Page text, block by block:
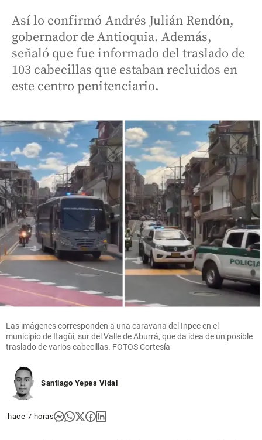
Así lo confirmó Andrés Julián Rendón,
gobernador de Antioquia. Además,
señaló que fue informado del traslado de
103 cabecillas que estaban recluidos en
este centro penitenciario.
Las imágenes corresponden a una caravana del Inpec en el
municipio de Itagüí, sur del Valle de Aburrá, que da idea de un posible
traslado de varios cabecillas. FOTOS Cortesía
Santiago Yepes Vidal
hace 7 horas